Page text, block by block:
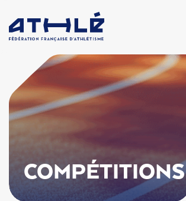
COMPÉTITIONS